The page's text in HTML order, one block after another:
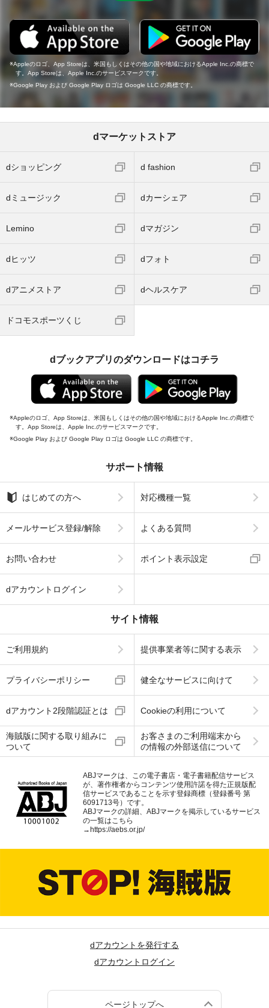
Appleのロゴ、App Storeは、米国もしくはその他の国や地域におけるApple Inc.の商標で
す。App Storeは、Apple Inc.のサービスマークです。
Google Play および Google Play ロゴは Google LLC の商標です。
dマーケットストア
dショッピング d fashion
dミュージック dカーシェア
Lemino dマガジン
dヒッツ dフォト
dアニメストア dヘルスケア
ドコモスポーツくじ
dブックアプリのダウンロードはコチラ
Appleのロゴ、App Storeは、米国もしくはその他の国や地域におけるApple Inc.の商標で
す。App Storeは、Apple Inc.のサービスマークです。
Google Play および Google Play ロゴは Google LLC の商標です。
サポート情報
はじめての方へ 対応機種一覧
メールサービス登録/解除 よくある質問
お問い合わせ ポイント表示設定
dアカウントログイン
サイト情報
ご利用規約 提供事業者等に関する表示
プライバシーポリシー 健全なサービスに向けて
dアカウント2段階認証とは Cookieの利用について
海賊版に関する取り組みに
ついて
お客さまのご利用端末から
の情報の外部送信について
ABJマークは、この電子書店・電子書籍配信サービス
が、著作権者からコンテンツ使用許諾を得た正規版配
信サービスであることを示す登録商標（登録番号 第
6091713号）です。
ABJマークの詳細、ABJマークを掲示しているサービス
の一覧はこちら
→ https://aebs.or.jp/
dアカウントを発行する
dアカウントログイン
ページトップへ